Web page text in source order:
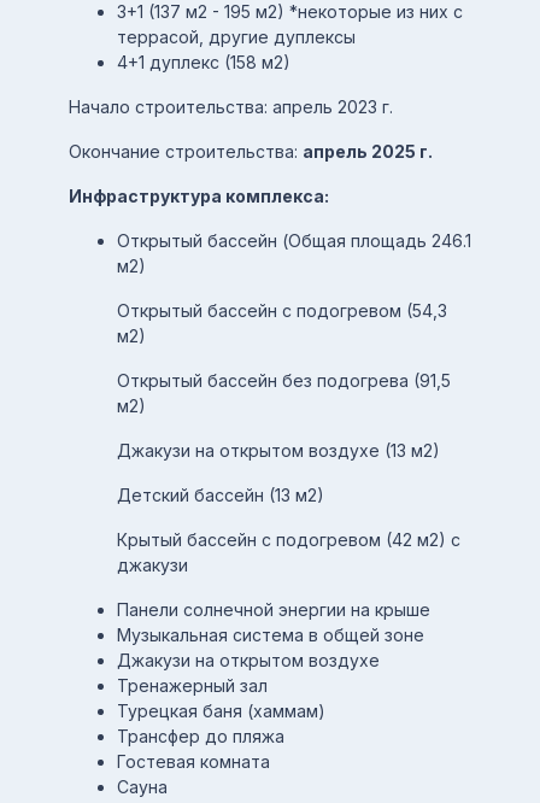
3+1 (137 м2 - 195 м2) *некоторые из них с
террасой, другие дуплексы
4+1 дуплекс (158 м2)
Начало строительства: апрель 2023 г.
Окончание строительства: апрель 2025 г.
Инфраструктура комплекса:
Открытый бассейн (Общая площадь 246.1
м2)
Открытый бассейн с подогревом (54,3
м2)
Открытый бассейн без подогрева (91,5
м2)
Джакузи на открытом воздухе (13 м2)
Детский бассейн (13 м2)
Крытый бассейн с подогревом (42 м2) с
джакузи
Панели солнечной энергии на крыше
Музыкальная система в общей зоне
Джакузи на открытом воздухе
Тренажерный зал
Турецкая баня (хаммам)
Трансфер до пляжа
Гостевая комната
Сауна